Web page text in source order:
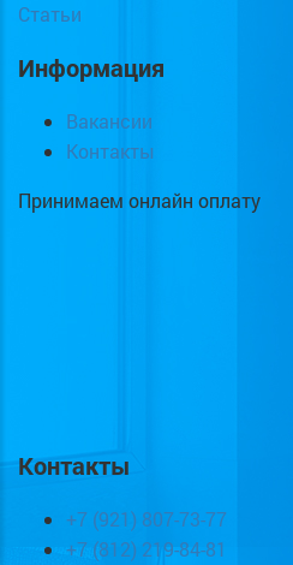
Статьи
Информация
Вакансии
Контакты
Принимаем онлайн оплату
Контакты
+7 (921) 807-73-77
+7 (812) 219-84-81